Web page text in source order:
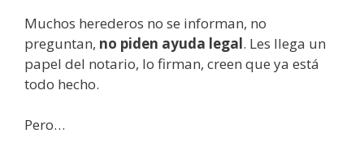
Muchos herederos no se informan, no
preguntan, no piden ayuda legal. Les llega un
papel del notario, lo firman, creen que ya está
todo hecho.
Pero…